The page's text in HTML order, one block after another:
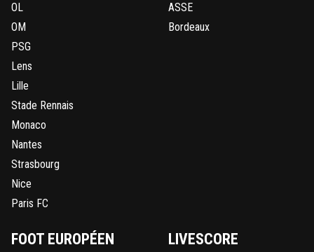
OL
OM
PSG
Lens
Lille
Stade Rennais
Monaco
Nantes
Strasbourg
Nice
Paris FC
ASSE
Bordeaux
FOOT EUROPÉEN LIVESCORE